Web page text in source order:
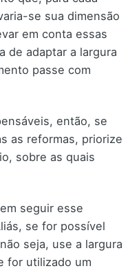
se sua dimensão
em conta essas
de adaptar a largura
passe com
então, se
as reformas, priorize
sobre as quais
seguir esse
se for possível
seja, use a largura
for utilizado um